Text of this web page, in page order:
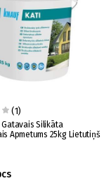
(1)
Gatavais Silikāta
Apmetums 25kg Lietutiņš